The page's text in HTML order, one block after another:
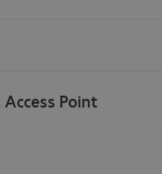
Point